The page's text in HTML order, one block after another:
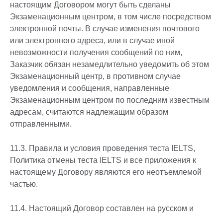
настоящим Договором могут быть сделаны
Экзаменационным центром, в том числе посредством
электронной почты. В случае изменения почтового
или электронного адреса, или в случае иной
невозможности получения сообщений по ним,
Заказчик обязан незамедлительно уведомить об этом
Экзаменационный центр, в противном случае
уведомления и сообщения, направленные
Экзаменационным центром по последним известным
адресам, считаются надлежащим образом
отправленными.
11.3. Правила и условия проведения теста IELTS,
Политика отмены теста IELTS и все приложения к
настоящему Договору являются его неотъемлемой
частью.
11.4. Настоящий Договор составлен на русском и